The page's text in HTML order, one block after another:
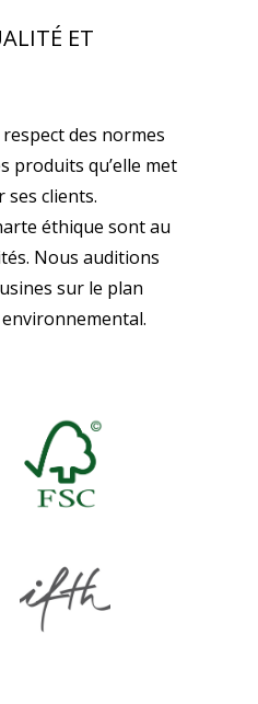
ET
des normes
produits qu’elle met
ses clients.
éthique sont au
Nous auditions
sur le plan